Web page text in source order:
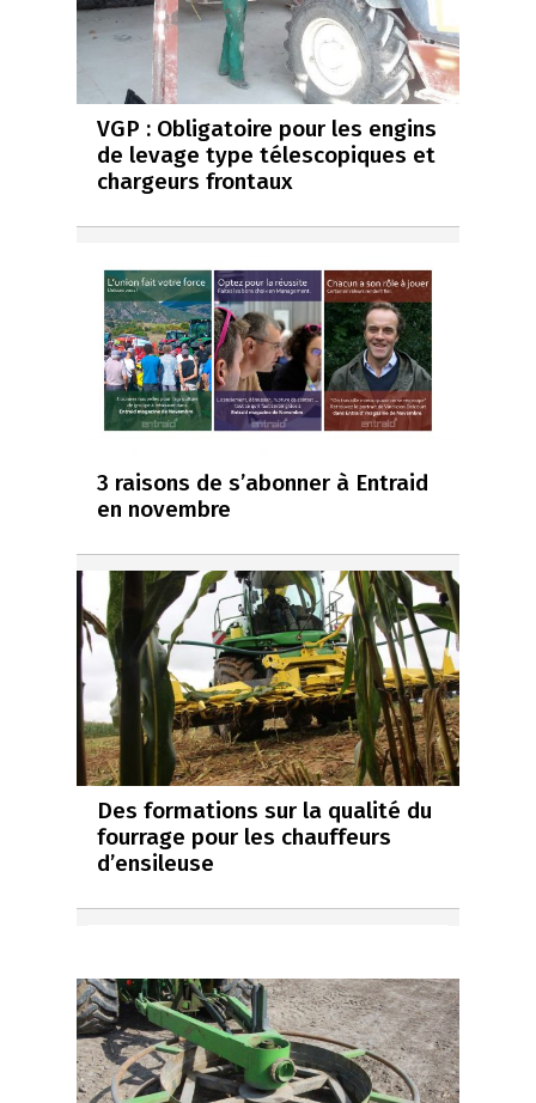
VGP : Obligatoire pour les engins
de levage type télescopiques et
chargeurs frontaux
3 raisons de s’abonner à Entraid
en novembre
Des formations sur la qualité du
fourrage pour les chauffeurs
d’ensileuse